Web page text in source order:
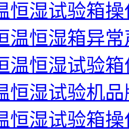
恒湿试验箱
温恒湿箱异
温恒湿试验
恒湿试验机
恒湿试验箱